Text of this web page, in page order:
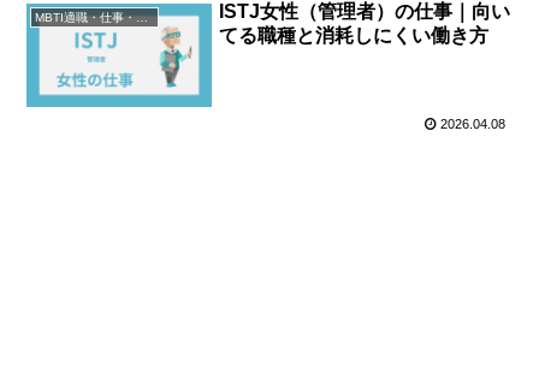
MBTI適職・仕事・資格
ISTJ女性（管理者）の仕事｜向い
てる職種と消耗しにくい働き方
2026.04.08